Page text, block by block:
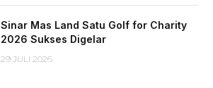
Sinar Mas Land Satu Golf for Charity
2026 Sukses Digelar
29 JULI 2026